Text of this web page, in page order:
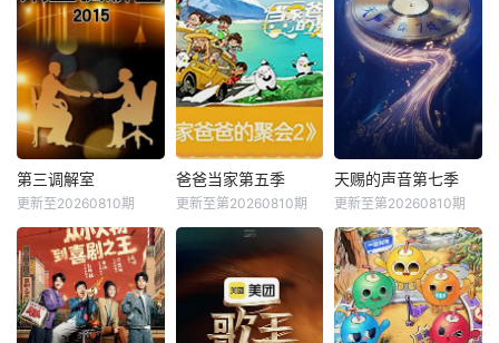
第三调解室
更新至20260810期
爸爸当家第五季
更新至第20260810期
天赐的声音第七季
更新至第20260810期